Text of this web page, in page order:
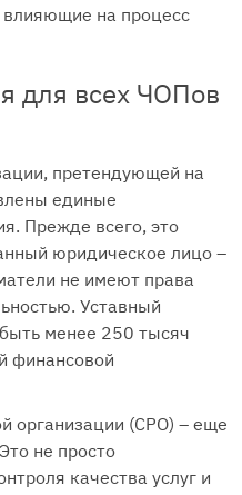
влияющие на процесс
для всех ЧОПов
претендующей на
единые
Прежде всего, это
юридическое лицо –
не имеют права
Уставный
менее 250 тысяч
финансовой
организации (СРО) – еще
не просто
качества услуг и